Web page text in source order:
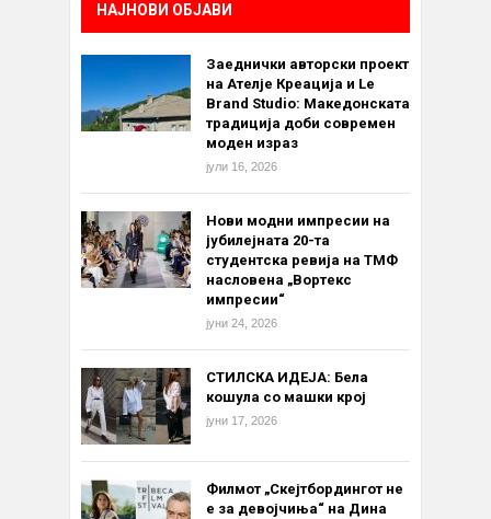
НАЈНОВИ ОБЈАВИ
Заеднички авторски проект
на Ателје Креација и Le
Brand Studio: Македонската
традиција доби современ
моден израз
јули 16, 2026
Нови модни импресии на
јубилејната 20-та
студентска ревија на ТМФ
насловена „Вортекс
импресии“
јуни 24, 2026
СТИЛСКА ИДЕЈА: Бела
кошула со машки крој
јуни 17, 2026
Филмот „Скејтбордингот не
е за девојчиња“ на Дина